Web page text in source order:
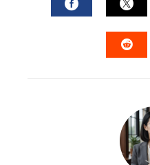
FACEBOOK